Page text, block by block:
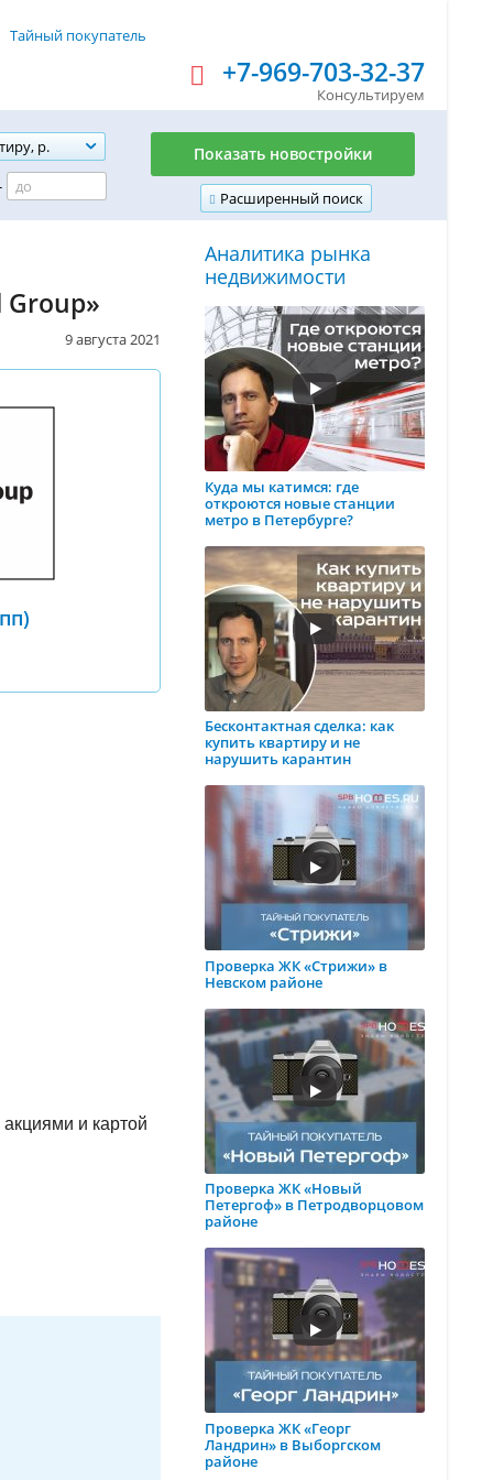
Тайный покупатель
+7-969-703-32-37
Консультируем
р.
Расширенный поиск
Показать новостройки
9 августа 2021
и картой
Аналитика рынка
недвижимости
Куда мы катимся: где
откроются новые станции
метро в Петербурге?
Бесконтактная сделка: как
купить квартиру и не
нарушить карантин
Проверка ЖК «Стрижи» в
Невском районе
Проверка ЖК «Новый
Петергоф» в Петродворцовом
районе
Проверка ЖК «Георг
Ландрин» в Выборгском
районе